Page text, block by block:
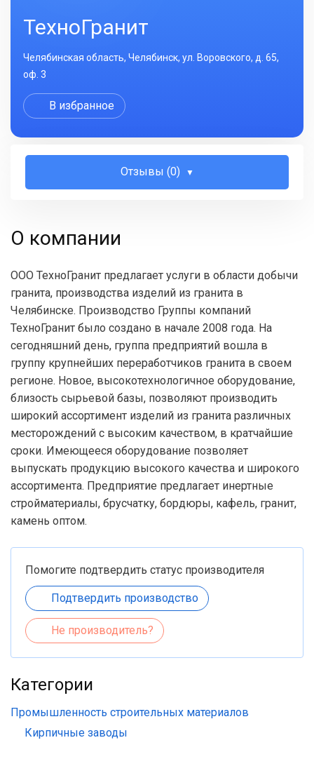
ТехноГранит
Челябинская область, Челябинск, ул. Воровского, д. 65,
оф. 3
В избранное
Отзывы (0)
О компании
ООО ТехноГранит предлагает услуги в области добычи
гранита, производства изделий из гранита в
Челябинске. Производство Группы компаний
ТехноГранит было создано в начале 2008 года. На
сегодняшний день, группа предприятий вошла в
группу крупнейших переработчиков гранита в своем
регионе. Новое, высокотехнологичное оборудование,
близость сырьевой базы, позволяют производить
широкий ассортимент изделий из гранита различных
месторождений с высоким качеством, в кратчайшие
сроки. Имеющееся оборудование позволяет
выпускать продукцию высокого качества и широкого
ассортимента. Предприятие предлагает инертные
стройматериалы, брусчатку, бордюры, кафель, гранит,
камень оптом.
Помогите подтвердить статус производителя
Подтвердить производство
Не производитель?
Категории
Промышленность строительных материалов
Кирпичные заводы